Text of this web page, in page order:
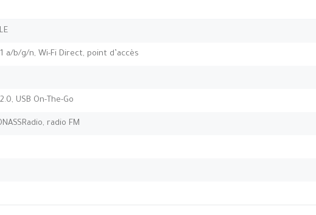
a/b/g/n, Wi-Fi Direct, point d’accès
USB On-The-Go
radio FM